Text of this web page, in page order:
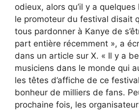
odieux, alors qu’il y a
le promoteur du festival disait
tous pardonner à Kanye de
part entière récemment », a
dans un article sur X. « Il y a
musiciens dans le monde qui
les têtes d’affiche de ce
bonheur de milliers de fans.
prochaine fois, les